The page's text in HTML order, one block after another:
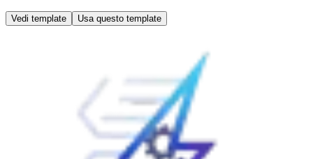
Vedi template Usa questo template